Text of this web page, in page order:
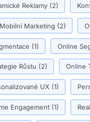
Reklamy(2)
Mobilní Marketing (2)
(1) Online
Růstu (2) Online
UX(1)
Engagement(1)